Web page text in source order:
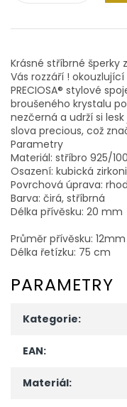
Krásné stříbrné šperky
Vás rozzáří !
PRECIOSA® stylové
broušeného krystalu
nezčerná a udrží si
slova precious, což
Parametry
Materiál: stříbro 925/
Osazení: kubická
Povrchová úprava:
Barva: čirá, stříbrná
Délka přívěsku: 20 mm
Průměr přívěsku: 12mm
Délka řetízku: 75 cm
PARAMETRY
Kategorie:
EAN:
Materiál: